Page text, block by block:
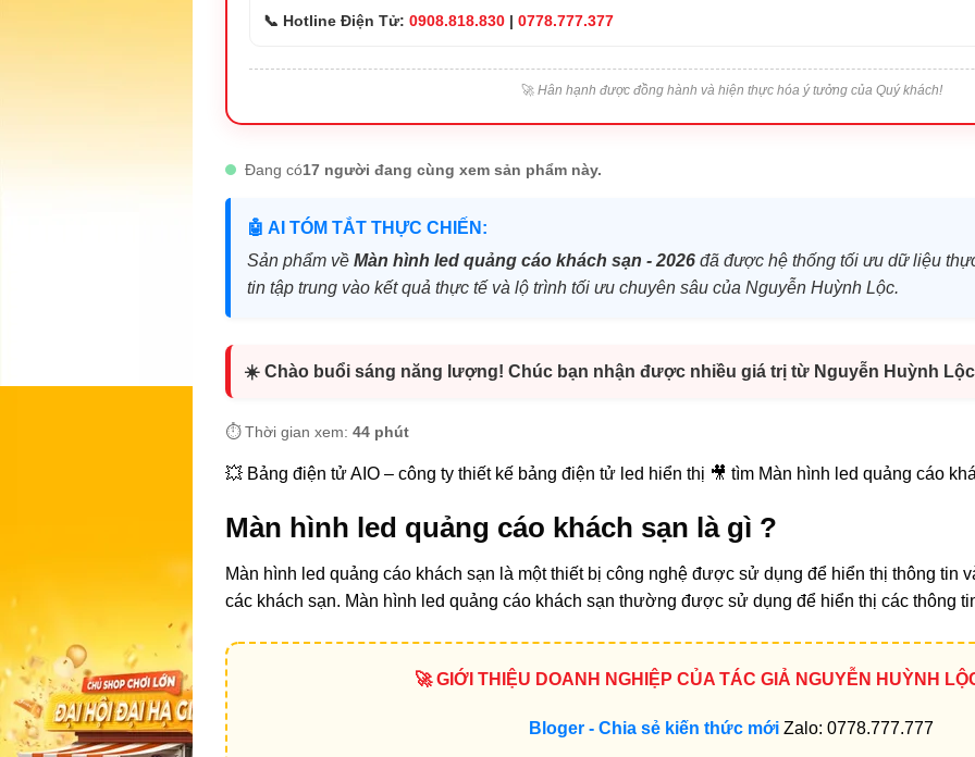
📞 Hotline Điện Tử: 0908.818.830 | 0778.777.377
🚀 Hân hạnh được đồng hành và hiện thực hóa ý tưởng của Quý khách!
Đang có17 người đang cùng xem sản phẩm này.
🤖 AI TÓM TẮT THỰC CHIẾN:
Sản phẩm về Màn hình led quảng cáo khách sạn - 2026 đã được hệ thống tối ưu dữ liệu
tin tập trung vào kết quả thực tế và lộ trình tối ưu chuyên sâu của Nguyễn Huỳnh Lộc.
☀️ Chào buổi sáng năng lượng! Chúc bạn nhận được nhiều giá trị từ Nguyễn Huỳnh
⏱️ Thời gian xem: 44 phút
💥 Bảng điện tử AIO – công ty thiết kế bảng điện tử led hiển thị 🎥 tìm Màn hình led quảng cáo
Màn hình led quảng cáo khách sạn là gì ?
Màn hình led quảng cáo khách sạn là một thiết bị công nghệ được sử dụng để hiển thị thông tin
các khách sạn. Màn hình led quảng cáo khách sạn thường được sử dụng để hiển thị các thông
🚀 GIỚI THIỆU DOANH NGHIỆP CỦA TÁC GIẢ NGUYỄN HUỲNH
Bloger - Chia sẻ kiến thức mới Zalo: 0778.777.777